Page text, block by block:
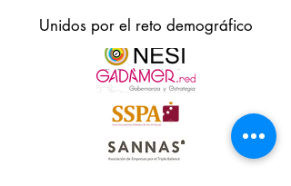
Unidos por el reto demográfico